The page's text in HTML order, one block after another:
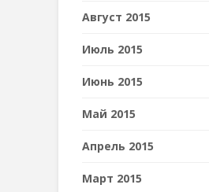
Август 2015
Июль 2015
Июнь 2015
Май 2015
Апрель 2015
Март 2015